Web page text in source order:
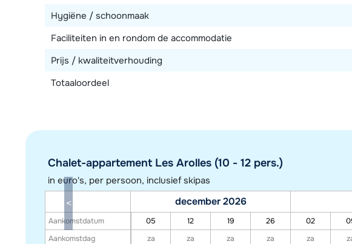
Hygiëne / schoonmaak
Faciliteiten in en rondom de accommodatie
Prijs / kwaliteitverhouding
Totaaloordeel
Chalet-appartement Les Arolles (10 - 12 pers.)
in euro's, per persoon, inclusief skipas
Aankomstdatum
Aankomstdag
december 2026
05 12 19 26 02
za
za za za za